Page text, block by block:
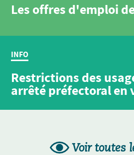
Les offres d'emploi
INFO
Restrictions des
arrêté préfectoral en
Voir toutes